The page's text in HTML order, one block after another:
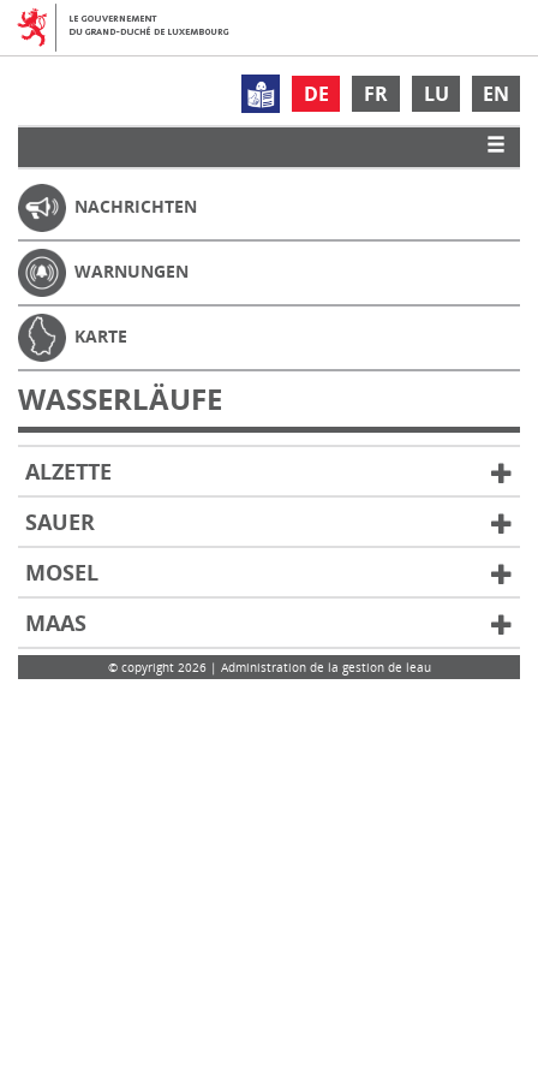
DE FR LU EN
NACHRICHTEN
WARNUNGEN
KARTE
WASSERLÄUFE
ALZETTE
SAUER
MOSEL
MAAS
© copyright 2026 | Administration de la gestion de leau